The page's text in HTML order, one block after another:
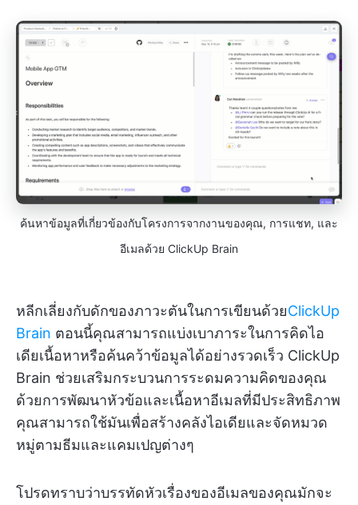
ค้นหาข้อมูลที่เกี่ยวข้องกับโครงการจากงานของคุณ, การแชท, และ
อีเมลด้วย ClickUp Brain
หลีกเลี่ยงกับดักของภาวะตันในการเขียนด้วยClickUp
Brain ตอนนี้คุณสามารถแบ่งเบาภาระในการคิดไอ
เดียเนื้อหาหรือค้นคว้าข้อมูลได้อย่างรวดเร็ว ClickUp
Brain ช่วยเสริมกระบวนการระดมความคิดของคุณ
ด้วยการพัฒนาหัวข้อและเนื้อหาอีเมลที่มีประสิทธิภาพ
คุณสามารถใช้มันเพื่อสร้างคลังไอเดียและจัดหมวด
หมู่ตามธีมและแคมเปญต่างๆ
โปรดทราบว่าบรรทัดหัวเรื่องของอีเมลของคุณมักจะ